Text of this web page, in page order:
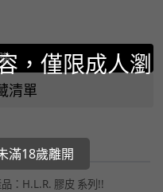
清單
：H.L.R. 膠皮 系列!!
，僅限成人瀏
滿18歲離開